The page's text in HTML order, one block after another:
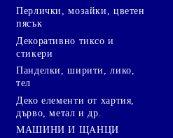
Перлички, мозайки, цветен
пясък
Декоративно тиксо и
стикери
Панделки, ширити, лико,
тел
Деко елементи от хартия,
дърво, метал и др.
МАШИНИ И ЩАНЦИ